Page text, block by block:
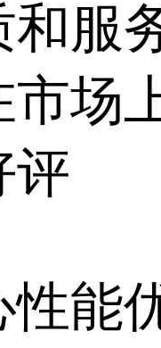
和服
市场
评
性能